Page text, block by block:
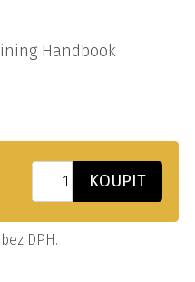
Handbook
KOUPIT
DPH.